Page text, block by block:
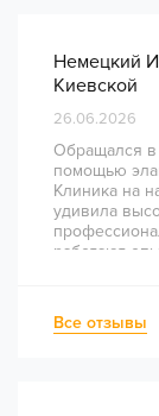
Немецкий
Киевской
26.06.2026
Обращался в
помощью
Клиника на
удивила
работают
непростое
комфортно и
Все отзывы